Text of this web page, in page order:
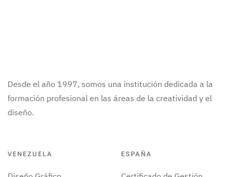
Desde el año 1997, somos una institución dedicada a la
formación profesional en las áreas de la creatividad y el
diseño.
VENEZUELA ESPAÑA